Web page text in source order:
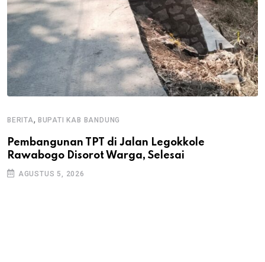
BERITA, BUPATI KAB BANDUNG
Pembangunan TPT di Jalan Legokkole
Rawabogo Disorot Warga, Selesai
AGUSTUS 5, 2026